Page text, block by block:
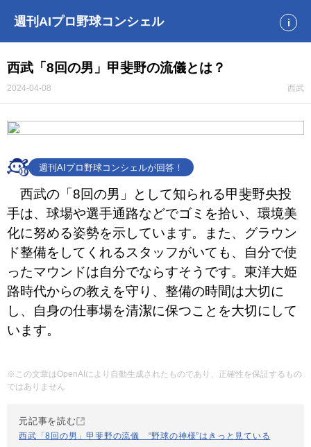
週刊AIプロ野球コンシェル i
西武「8回の男」甲斐野の流儀とは？
2024-04-08 西武
週刊AIプロ野球コンシェルが回答！
西武の「8回の男」として知られる甲斐野央投
手は、球場や選手通路などでゴミを拾い、環境美
化に努める姿勢を示しています。また、グラウン
ド整備をしてくれるスタッフがいても、自分で使
ったマウンドは自分でならすそうです。東洋大姫
路時代からの教えを守り、整備の時間は大切に
し、自身の仕事場を清潔に保つことを大切にして
います。
※この文章はOpenAIにより自動生成されたものであり、正確性を保証するもの
ではありません
元記事を読む
西武「8回の男」甲斐野の流儀 “野球の神様”はきっと見ている